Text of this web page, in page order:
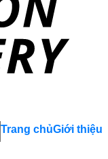
Trang chủGiới thiệu